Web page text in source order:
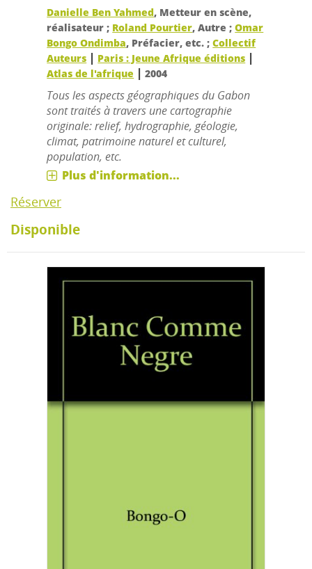
Danielle Ben Yahmed, Metteur en scène,
réalisateur ; Roland Pourtier, Autre ;Omar
Bongo Ondimba, Préfacier, etc. ;Collectif
Auteurs | Paris : Jeune Afrique éditions |
Atlas de l'afrique |2004
Tous les aspects géographiques du Gabon
sont traités à travers une cartographie
originale: relief, hydrographie, géologie,
climat, patrimoine naturel et culturel,
population, etc.
Plus d'information...
Réserver
Disponible